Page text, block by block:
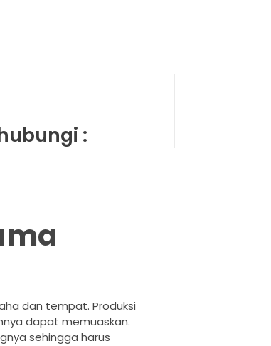
:
dan tempat. Produksi
dapat memuaskan.
sehingga harus